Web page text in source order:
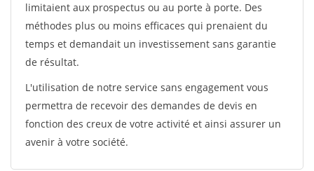
limitaient aux prospectus ou au porte à porte. Des
méthodes plus ou moins efficaces qui prenaient du
temps et demandait un investissement sans garantie
de résultat.
L'utilisation de notre service sans engagement vous
permettra de recevoir des demandes de devis en
fonction des creux de votre activité et ainsi assurer un
avenir à votre société.